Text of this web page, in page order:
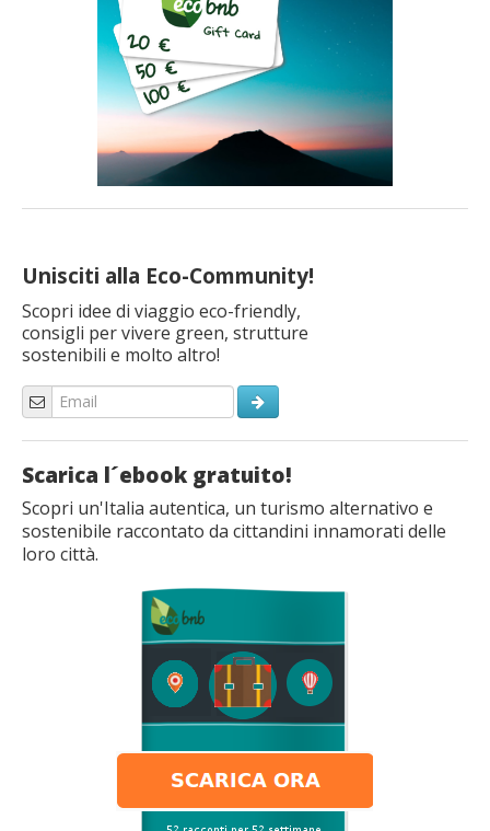
Unisciti alla Eco-Community!
Scopri idee di viaggio eco-friendly,
consigli per vivere green, strutture
sostenibili e molto altro!
Scarica l´ebook gratuito!
Scopri un'Italia autentica, un turismo alternativo e
sostenibile raccontato da cittandini innamorati delle
loro città.